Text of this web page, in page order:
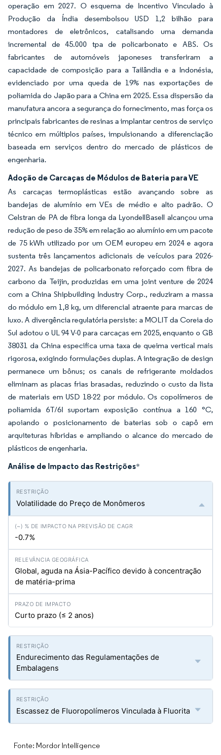
operação em 2027. O esquema de Incentivo Vinculado à
Produção da Índia desembolsou USD 1,2 bilhão para
montadores de eletrônicos, catalisando uma demanda
incremental de 45.000 tpa de policarbonato e ABS. Os
fabricantes de automóveis japoneses transferiram a
capacidade de composição para a Tailândia e a Indonésia,
evidenciado por uma queda de 19% nas exportações de
poliamida do Japão para a China em 2025. Essa dispersão da
manufatura ancora a segurança do fornecimento, mas força os
principais fabricantes de resinas a implantar centros de serviço
técnico em múltiplos países, impulsionando a diferenciação
baseada em serviços dentro do mercado de plásticos de
engenharia.
Adoção de Carcaças de Módulos de Bateria para VE
As carcaças termoplásticas estão avançando sobre as
bandejas de alumínio em VEs de médio e alto padrão. O
Celstran de PA de fibra longa da LyondellBasell alcançou uma
redução de peso de 35% em relação ao alumínio em um pacote
de 75 kWh utilizado por um OEM europeu em 2024 e agora
sustenta três lançamentos adicionais de veículos para 2026-
2027. As bandejas de policarbonato reforçado com fibra de
carbono da Teijin, produzidas em uma joint venture de 2024
com a China Shipbuilding Industry Corp., reduziram a massa
do módulo em 1,8 kg, um diferencial atraente para marcas de
luxo. A divergência regulatória persiste: a MOLIT da Coreia do
Sul adotou o UL 94 V-0 para carcaças em 2025, enquanto o GB
38031 da China especifica uma taxa de queima vertical mais
rigorosa, exigindo formulações duplas. A integração de design
permanece um bônus; os canais de refrigerante moldados
eliminam as placas frias brasadas, reduzindo o custo da lista
de materiais em USD 18-22 por módulo. Os copolímeros de
poliamida 6T/6I suportam exposição contínua a 160 °C,
apoiando o posicionamento de baterias sob o capô em
arquiteturas híbridas e ampliando o alcance do mercado de
plásticos de engenharia.
Análise de Impacto das Restrições*
Volatilidade do Preço de Monômeros
-0.7%
Global, aguda na Ásia-Pacífico devido à concentração
de matéria-prima
Curto prazo (≤ 2 anos)
Endurecimento das Regulamentações de
Embalagens
Escassez de Fluoropolímeros Vinculada à Fluorita
Fonte: Mordor Intelligence